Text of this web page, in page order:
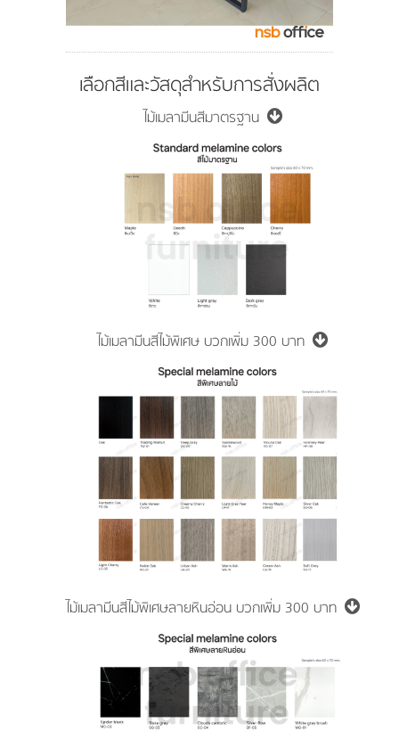
เลือกสีและวัสดุสำหรับการสั่งผลิต
ไม้เมลามีนสีมาตรฐาน
ไม้เมลามีนสีไม้พิเศษ บวกเพิ่ม 300 บาท
ไม้เมลามีนสีไม้พิเศษลายหินอ่อน บวกเพิ่ม 300 บาท